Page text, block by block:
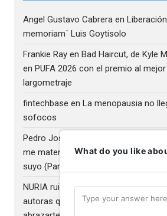
Angel Gustavo Cabrera en
memoriam´ Luis Goytisolo
Frankie Ray en Bad Haircut, de Kyle
en PUFA 2026 con el premio al mejor
largometraje
fintechbase en La menopausia no
sofocos
Pedro José Camacho Barrios
me maten!»: El Rulfo que el cine
suyo (Parte 2)
NURIA ruiz fernandezenLibros que
autoras que no hacen ruido:
What do you like